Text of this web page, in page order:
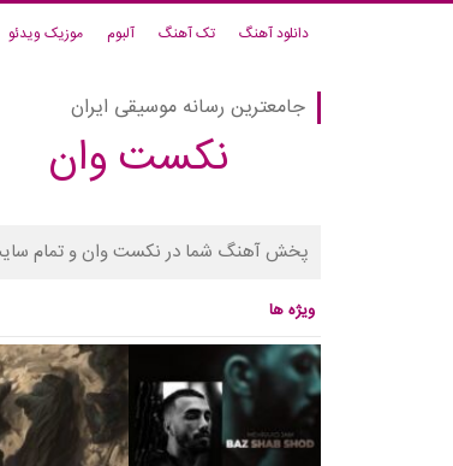
دانلود آهنگ تک آهنگ آلبوم موزیک ویدئو
جامعترین رسانه موسیقی ایران
نکست وان
پخش آهنگ شما در نکست وان و تمام
ویژه ها